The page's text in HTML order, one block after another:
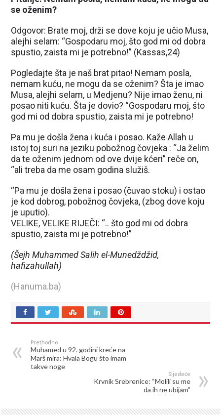
se oženim?
Odgovor: Brate moj, drži se dove koju je učio Musa,
alejhi selam: “Gospodaru moj, što god mi od dobra
spustio, zaista mi je potrebno!” (Kassas,24)
Pogledajte šta je naš brat pitao! Nemam posla,
nemam kuću, ne mogu da se oženim? Šta je imao
Musa, alejhi selam, u Medjenu? Nije imao ženu, ni
posao niti kuću. Šta je dovio? “Gospodaru moj, što
god mi od dobra spustio, zaista mi je potrebno!
Pa mu je došla žena i kuća i posao. Kaže Allah u
istoj toj suri na jeziku pobožnog čovjeka : “Ja želim
da te oženim jednom od ove dvije kćeri” reče on,
“ali treba da me osam godina služiš.
“Pa mu je došla žena i posao (čuvao stoku) i ostao
je kod dobrog, pobožnog čovjeka, (zbog dove koju
je uputio).
VELIKE, VELIKE RIJEČI: “.. što god mi od dobra
spustio, zaista mi je potrebno!”
(Šejh Muhammed Salih el-Munedždžid,
hafizahullah)
(Hanuma.ba)
Prethodno
Muhamed u 92. godini kreće na
Marš mira: Hvala Bogu što imam
takve noge
Sljedeće
Krvnik Srebrenice: “Molili su me
da ih ne ubijam”